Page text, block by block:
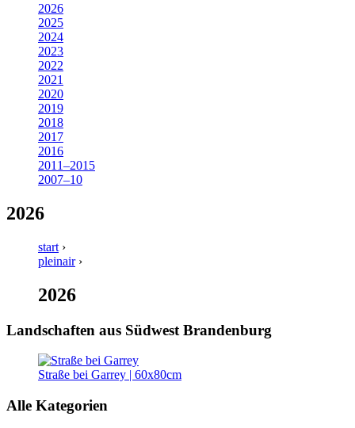
2026
2025
2024
2023
2022
2021
2020
2019
2018
2017
2016
2011–2015
2007–10
2026
start ›
pleinair›
2026
Landschaften aus Südwest Brandenburg
Straße bei Garrey | 60x80cm
Alle Kategorien